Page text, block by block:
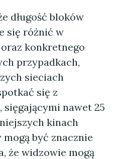
długość bloków
się różnić w
konkretnego
przypadkach,
sieciach
się z
sięgającymi nawet 25
kinach
być znacznie
że widzowie mogą